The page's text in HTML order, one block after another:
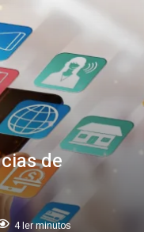
de
4 ler minutos